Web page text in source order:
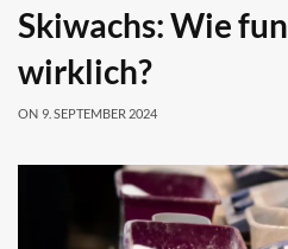
Skiwachs: Wie
wirklich?
ON 9. SEPTEMBER 2024